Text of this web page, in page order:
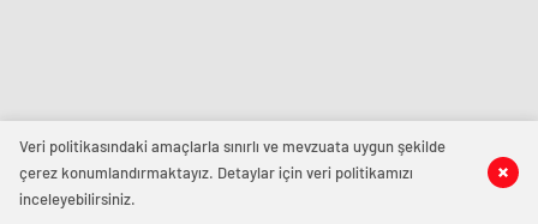
Veri politikasındaki amaçlarla sınırlı ve mevzuata uygun şekilde
çerez konumlandırmaktayız. Detaylar için veri politikamızı
inceleyebilirsiniz.